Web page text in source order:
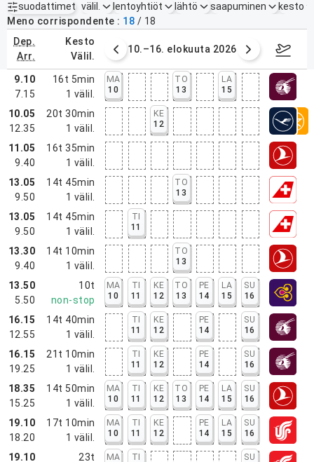
suodattimet
Aktiiviset suodattimet ei mitään
välil. lentoyhtiöt lähtö saapuminen
kesto
Meno corrispondente
18 / 18
dep.
arr.
kesto
välil.
elokuuta 2026 10.–16. elokuuta 2026
9.10
7.15
16t 5min
1 välil.
MA
10
TO
13
LA
15
10.05
12.35
20t 30min
1 välil.
KE
12
11.05
9.40
16t 35min
1 välil.
13.05
9.50
14t 45min
1 välil.
TO
13
13.05
9.50
14t 45min
1 välil.
TI
11
13.30
9.40
14t 10min
1 välil.
TO
13
13.50
5.50
10t
non-stop
MA
10
TI
11
KE
12
TO
13
PE
14
LA
15
SU
16
16.15
12.55
14t 40min
1 välil.
TI
11
KE
12
PE
14
SU
16
16.15
19.25
21t 10min
1 välil.
TI
11
KE
12
PE
14
SU
16
18.35
15.25
14t 50min
1 välil.
MA
10
TI
11
KE
12
TO
13
PE
14
LA
15
SU
16
19.10
18.20
17t 10min
1 välil.
MA
10
TI
11
KE
12
PE
14
LA
15
SU
16
19.10 23t MA TI SU